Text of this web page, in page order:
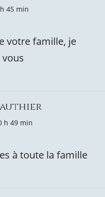
45 min
votre famille, je
h 49 min
à toute la famille